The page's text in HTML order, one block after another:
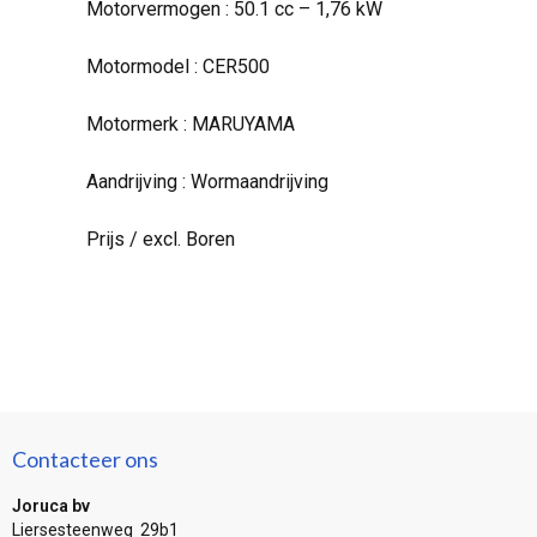
Motorvermogen : 50.1 cc – 1,76 kW
Motormodel : CER500
Motormerk : MARUYAMA
Aandrijving : Wormaandrijving
Prijs / excl. Boren
Contacteer ons
Joruca bv
Liersesteenweg 29b1